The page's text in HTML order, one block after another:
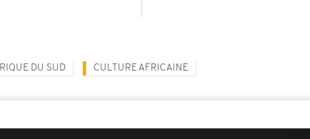
DU SUD CULTURE AFRICAINE